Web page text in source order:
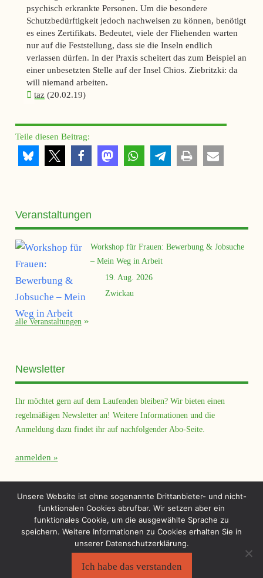
psychisch erkrankte Personen. Um die besondere
Schutzbedürftigkeit jedoch nachweisen zu können, benötigt
es eines Zertifikats. Bedeutet, viele der Fliehenden warten
nur auf die Feststellung, dass sie die Inseln endlich
verlassen dürfen. In der Praxis scheitert das zum Beispiel an
einer unbesetzten Stelle auf der Insel Chios. Ziebritzki: da
will niemand arbeiten.
taz (20.02.19)
Teile diesen Beitrag:
Veranstaltungen
Workshop für Frauen: Bewerbung & Jobsuche
– Mein Weg in Arbeit
19. Aug. 2026
Zwickau
alle Veranstaltungen
Newsletter
Ihr möchtet gern auf dem Laufenden bleiben? Wir bieten einen
regelmäßigen Newsletter an! Weitere Informationen und die
Anmeldung dazu findet ihr auf nachfolgender Abo-Seite.
anmelden
Unsere Website ist ohne sogenannte Drittanbieter- und nicht-
funktionalen Cookies abrufbar. Wir setzen aber ein
funktionales Cookie, um die ausgewählte Sprache zu
speichern. Weitere Informationen zu Cookies erhalten Sie in
unserer Datenschutzerklärung.
Ich habe das verstanden